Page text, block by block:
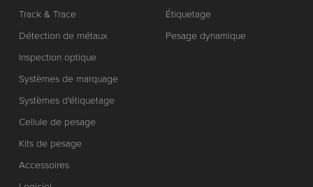
Track & Trace
Détection de métaux
Inspection optique
Systèmes de marquage
Systèmes d'étiquetage
Cellule de pesage
Kits de pesage
Accessoires
Étiquetage
Pesage dynamique